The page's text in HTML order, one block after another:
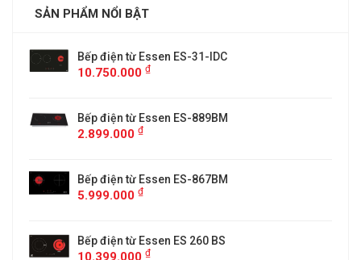
SẢN PHẨM NỔI BẬT
Bếp điện từ Essen ES-31-IDC
10.750.000 ₫
Bếp điện từ Essen ES-889BM
2.899.000 ₫
Bếp điện từ Essen ES-867BM
5.999.000 ₫
Bếp điện từ Essen ES 260 BS
10.399.000 ₫